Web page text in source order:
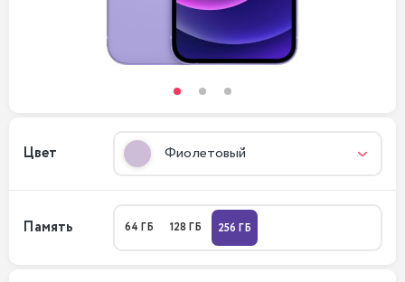
Цвет Фиолетовый
Память 64 ГБ 128 ГБ 256 ГБ